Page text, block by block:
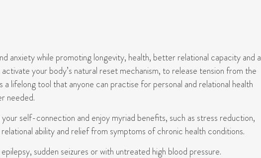
anxiety while promoting longevity, health, better relational capacity and a
your body’s natural reset mechanism, to release tension from the
lifelong tool that anyone can practise for personal and relational health
needed.
self-connection and enjoy myriad benefits, such as stress reduction,
ability and relief from symptoms of chronic health conditions.
sudden seizures or with untreated high blood pressure.